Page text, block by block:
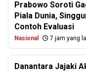
Prabowo Soroti
Piala Dunia,
Contoh Evaluasi
Nasional 7 jam yang
Danantara Jajaki